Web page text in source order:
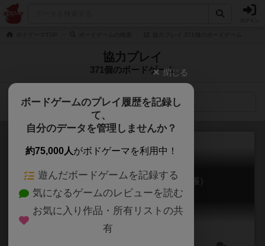
協力プレイ
371個のボードゲーム
検索メニュー
ディセプション：協力者たち（拡張）
Deception: Undercover Allies
閉じる
ボードゲームのプレイ履歴を記録し
て、
自分のデータを管理しませんか？
約75,000人がボドゲーマを利用中！
遊んだボードゲームを記録する
気になるゲームのレビューを読む
お気に入り作品・所有リストの共
有